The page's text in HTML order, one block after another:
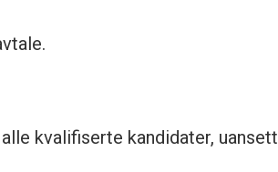
kvalifiserte kandidater, uansett